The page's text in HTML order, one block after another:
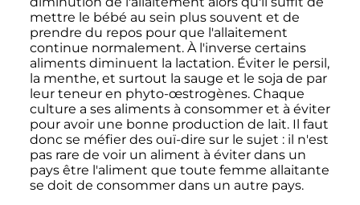
mettre le bébé au sein plus souvent et de
prendre du repos pour que l'allaitement
continue normalement. À l'inverse certains
aliments diminuent la lactation. Éviter le persil,
la menthe, et surtout la sauge et le soja de par
leur teneur en phyto-œstrogènes. Chaque
culture a ses aliments à consommer et à éviter
pour avoir une bonne production de lait. Il faut
donc se méfier des ouï-dire sur le sujet : il n'est
pas rare de voir un aliment à éviter dans un
pays être l'aliment que toute femme allaitante
se doit de consommer dans un autre pays.